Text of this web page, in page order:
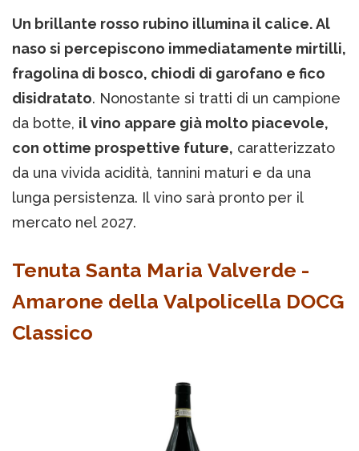
Un brillante rosso rubino illumina il calice. Al
naso si percepiscono immediatamente mirtilli,
fragolina di bosco, chiodi di garofano e fico
disidratato. Nonostante si tratti di un campione
da botte, il vino appare già molto piacevole,
con ottime prospettive future, caratterizzato
da una vivida acidità, tannini maturi e da una
lunga persistenza. Il vino sarà pronto per il
mercato nel 2027.
Tenuta Santa Maria Valverde -
Amarone della Valpolicella DOCG
Classico